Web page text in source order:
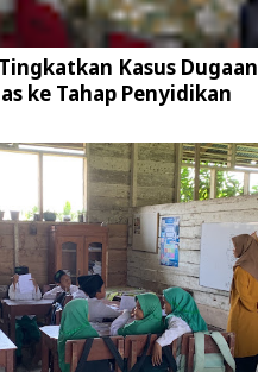
Kasus Dugaan
ke Tahap Penyidikan